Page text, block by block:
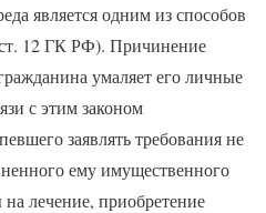
является одним из способов
12 ГК РФ). Причинение
умаляет его личные
с этим законом
заявлять требования не
ему имущественного
лечение, приобретение